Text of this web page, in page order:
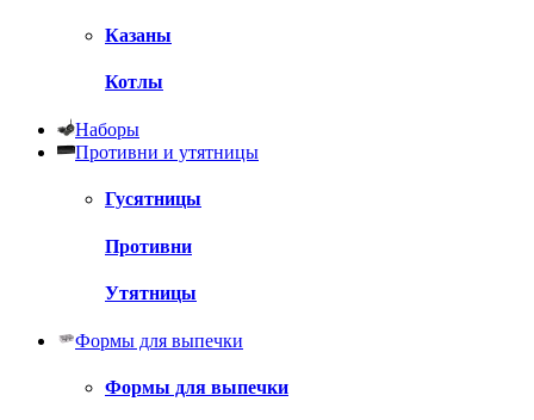
Казаны
Котлы
Наборы
Противни и утятницы
Гусятницы
Противни
Утятницы
Формы для выпечки
Формы для выпечки